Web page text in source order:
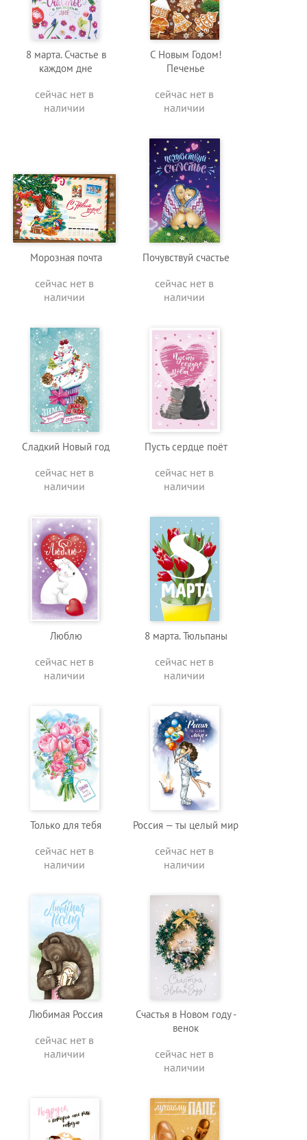
8 марта. Счастье в
каждом дне
сейчас нет в
наличии
С Новым Годом!
Печенье
сейчас нет в
наличии
Морозная почта
сейчас нет в
наличии
Почувствуй счастье
сейчас нет в
наличии
Сладкий Новый год
сейчас нет в
наличии
Пусть сердце поёт
сейчас нет в
наличии
Люблю
сейчас нет в
наличии
8 марта. Тюльпаны
сейчас нет в
наличии
Только для тебя
сейчас нет в
наличии
Россия — ты целый мир
сейчас нет в
наличии
Любимая Россия
сейчас нет в
наличии
Счастья в Новом году -
венок
сейчас нет в
наличии